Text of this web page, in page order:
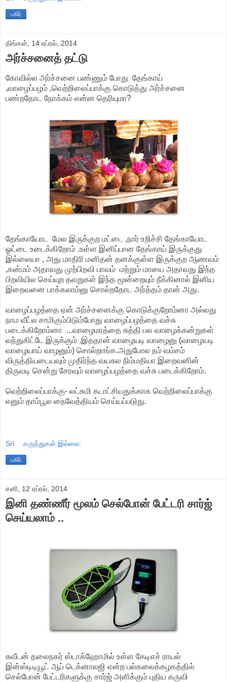
பகிர்
திங்கள், 14 ஏப்ரல், 2014
அர்ச்சனைத் தட்டு
கோவில்ல அர்ச்சனை பண்ணும் போது தேங்காய்
,வாழைப்பழம் ,வெற்றிலைப்பாக்கு கொடுத்து அர்ச்சனை
பண்றதோட நோக்கம் என்ன தெரியுமா?
தேங்காயோட மேல இருக்குற மட்டை ,நார் உறிச்சி தேங்காயோட
ஓட்டை உடைக்கிறோம் .உள்ள இனிப்பான தேங்காய் இருக்குது
இல்லையா , அது மாதிரி மனிதன் தனக்குள்ள இருக்குற ஆணவம்
,கன்மம் அதாவது முற்பிறவி பாவம் மற்றும் மாயை அதாவது இந்த
பிறவியில செய்யுற தவறுகள் இந்த மூன்றையும் நீக்கினால் இனிய
இறைவனை பாக்கலாம்னு சொல்றதோட அர்த்தம் தான் அது.
வாழைப்பழத்தை ஏன் அர்ச்சனைக்கு கொடுக்குறோம்னா அல்லது
நாம வீட்ல சாமிகும்பிடும்போது வாழைப்பழத்தை வச்சு
படைக்கிறோம்னா ...வாழைமரத்தை சுத்தி பல வாழைக்கன்றுகள்
வந்துகிட்டே இருக்கும் .இததான் வாழையடி வாழைனு (வாழையடி
வாழையாய் வாழனும்) சொல்றாங்க.அதுபோல நம் வம்சம்
விருத்தியடையவும் முதிர்ந்த வயசுல நிம்மதியா இறைவனின்
திருவடி சென்று சேரவும் வாழைப்பழத்தை வச்சு படைக்கிறோம்.
வெற்றிலைப்பாக்கு- லட்சுமி கடாட்சியதுக்காக வெற்றிலைப்பாக்கு
எனும் தாம்பூல நைவேத்தியம் செய்யப்படுது.
Sri கருத்துகள் இல்லை:
பகிர்
சனி, 12 ஏப்ரல், 2014
இனி தண்ணீர் மூலம் செல்போன் பேட்டரி சார்ஜ்
செய்யலாம் ..
சுவீடன் தலைநகர் ஸ்டாக்ஹோமில் உள்ள கேடிஎச் ராயல்
இன்ஸ்டிடியூட் ஆப் டெக்னாலஜி என்ற பல்கலைக்கழகத்தில்
செல்போன் பேட்டரிகளுக்கு சார்ஜ் அளிக்கும் புதிய கருவி